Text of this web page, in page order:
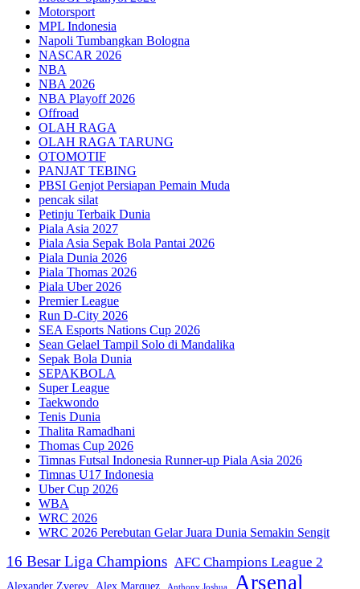
Motorsport
MPL Indonesia
Napoli Tumbangkan Bologna
NASCAR 2026
NBA
NBA 2026
NBA Playoff 2026
Offroad
OLAH RAGA
OLAH RAGA TARUNG
OTOMOTIF
PANJAT TEBING
PBSI Genjot Persiapan Pemain Muda
pencak silat
Petinju Terbaik Dunia
Piala Asia 2027
Piala Asia Sepak Bola Pantai 2026
Piala Dunia 2026
Piala Thomas 2026
Piala Uber 2026
Premier League
Run D-City 2026
SEA Esports Nations Cup 2026
Sean Gelael Tampil Solo di Mandalika
Sepak Bola Dunia
SEPAKBOLA
Super League
Taekwondo
Tenis Dunia
Thalita Ramadhani
Thomas Cup 2026
Timnas Futsal Indonesia Runner-up Piala Asia 2026
Timnas U17 Indonesia
Uber Cup 2026
WBA
WRC 2026
WRC 2026 Perebutan Gelar Juara Dunia Semakin Sengit
16 Besar Liga Champions AFC Champions League 2
Alexander Zverev Alex Marquez Anthony Joshua Arsenal